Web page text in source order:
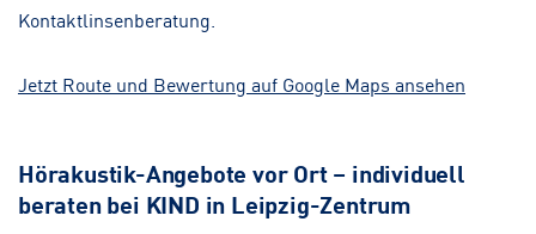
Kontaktlinsenberatung.
Jetzt Route und Bewertung auf Google Maps ansehen
Hörakustik-Angebote vor Ort – individuell
beraten bei KIND in Leipzig-Zentrum